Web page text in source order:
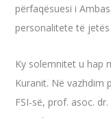
përfaqësuesi i
personalitete të
Ky solemnitet u hap
Kuranit. Në vazhdim
FSI-së, prof. asoc.